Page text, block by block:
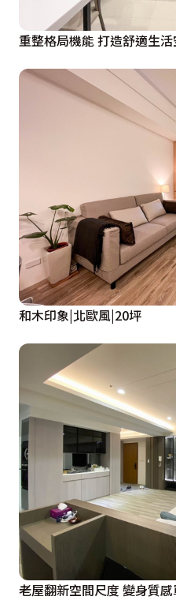
重整格局機能 打造舒適生
和木印象|北歐風|20坪
老屋翻新空間尺度 變身質